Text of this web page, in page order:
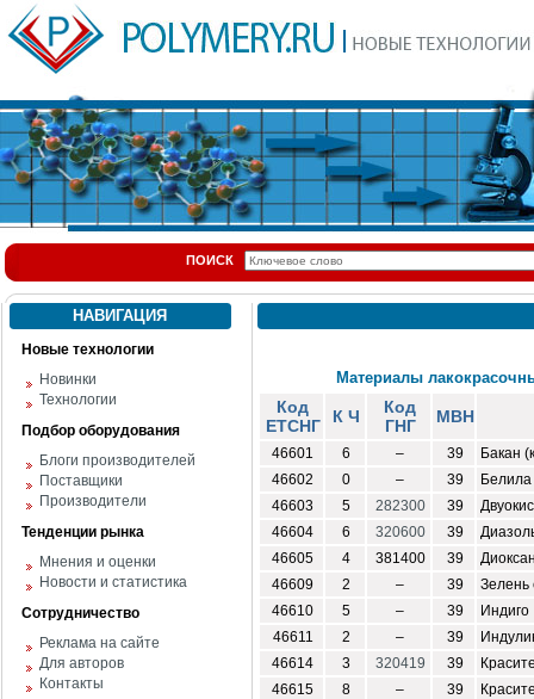
ПОИСК
НАВИГАЦИЯ
Новые технологии
Новинки
Технологии
Подбор оборудования
Блоги производителей
Поставщики
Производители
Тенденции рынка
Мнения и оценки
Новости и статистика
Сотрудничество
Реклама на сайте
Для авторов
Контакты
Материалы
Код
ЕТСНГ
К Ч
Код
ГНГ
МВН
46601 6 – 39
Бакан
46602
0 – 39
46603
5 282300 39
46604
6 320600 39
46605
4 381400 39
46609
2 – 39
Зелень
46610
5 – 39
Индиго
46611
2 – 39
46614
3 320419 39
46615
8 – 39